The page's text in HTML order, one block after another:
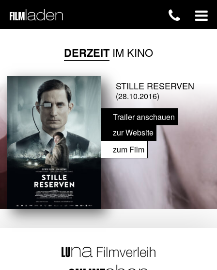
DERZEITIM KINO
STILLE RESERVEN
(28.10.2016)
Trailer anschauen
zur Website
zum Film